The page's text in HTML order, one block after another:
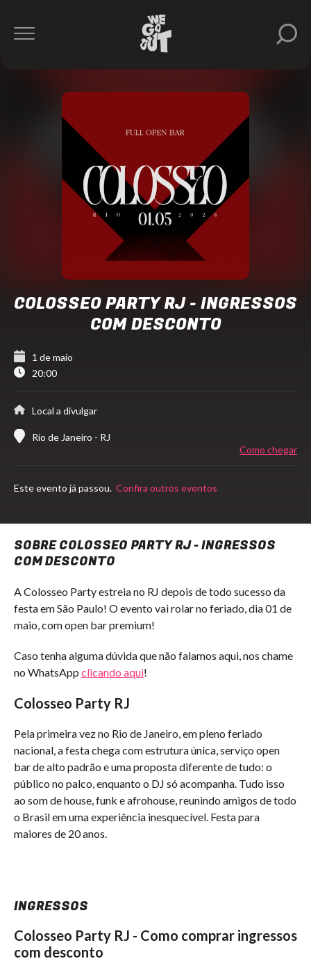
Colosseo https://www.instagram.com/colosseo_party/
COLOSSEO PARTY RJ - INGRESSOS
COM DESCONTO
1 de maio
20:00
Local a divulgar
Rio de Janeiro - RJ
Como chegar
Este evento já passou. Confira outros eventos
SOBRE COLOSSEO PARTY RJ - INGRESSOS
COM DESCONTO
A Colosseo Party estreia no RJ depois de todo sucesso da
festa em São Paulo! O evento vai rolar no feriado, dia 01 de
maio, com open bar premium!
Caso tenha alguma dúvida que não falamos aqui, nos chame
no WhatsApp clicando aqui!
Colosseo Party RJ
Pela primeira vez no Rio de Janeiro, em pleno feriado
nacional, a festa chega com estrutura única, serviço open
bar de alto padrão e uma proposta diferente de tudo: o
público no palco, enquanto o DJ só acompanha. Tudo isso
ao som de house, funk e afrohouse, reunindo amigos de todo
o Brasil em uma experiência inesquecível. Festa para
maiores de 20 anos.
INGRESSOS
Colosseo Party RJ - Como comprar ingressos
com desconto